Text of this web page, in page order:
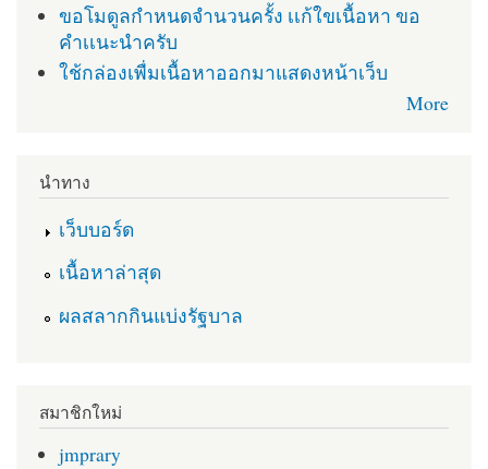
ขอโมดูลกำหนดจำนวนครั้ง เเก้ใขเนื้อหา ขอ
คำเเนะนำครับ
ใช้กล่องเพื่มเนื้อหาออกมาแสดงหน้าเว็บ
More
นำทาง
เว็บบอร์ด
เนื้อหาล่าสุด
ผลสลากกินแบ่งรัฐบาล
สมาชิกใหม่
jmprary